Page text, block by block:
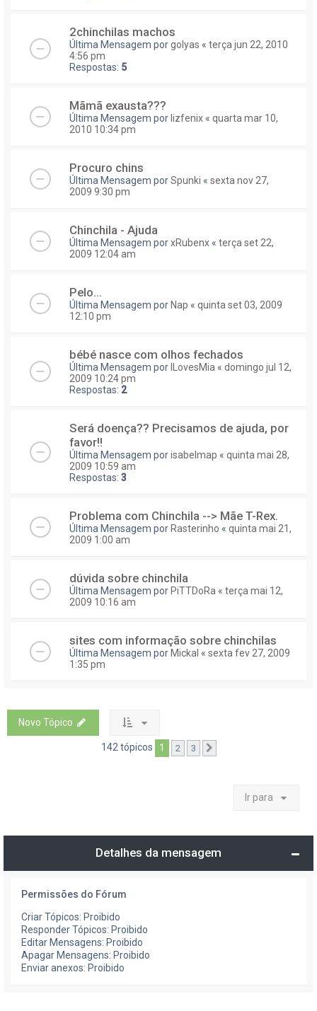
2chinchilas machos
Última Mensagem porgolyas « terça jun 22, 2010
4:56 pm
Respostas: 5
Mãmã exausta???
Última Mensagem por lizfenix « quarta mar 10,
2010 10:34 pm
Procuro chins
Última Mensagem porSpunki « sexta nov 27,
2009 9:30 pm
Chinchila - Ajuda
Última Mensagem porxRubenx « terça set 22,
2009 12:04 am
Pelo...
Última Mensagem por Nap « quinta set 03, 2009
12:10 pm
bébé nasce com olhos fechados
Última Mensagem por ILovesMia « domingo jul 12,
2009 10:24 pm
Respostas: 2
Será doença?? Precisamos de ajuda, por
favor!!
Última Mensagem porisabelmap « quinta mai 28,
2009 10:59 am
Respostas: 3
Problema com Chinchila --> Mãe T-Rex.
Última Mensagem por Rasterinho « quinta mai 21,
2009 1:00 am
dúvida sobre chinchila
Última Mensagem por PiTTDoRa « terça mai 12,
2009 10:16 am
sites com informação sobre chinchilas
Última Mensagem por Mickal « sexta fev 27, 2009
1:35 pm
Novo Tópico
142 tópicos 1 2 3
Ir para
Detalhes da mensagem
Permissões do Fórum
Criar Tópicos: Proibido
Responder Tópicos: Proibido
Editar Mensagens: Proibido
Apagar Mensagens: Proibido
Enviar anexos: Proibido